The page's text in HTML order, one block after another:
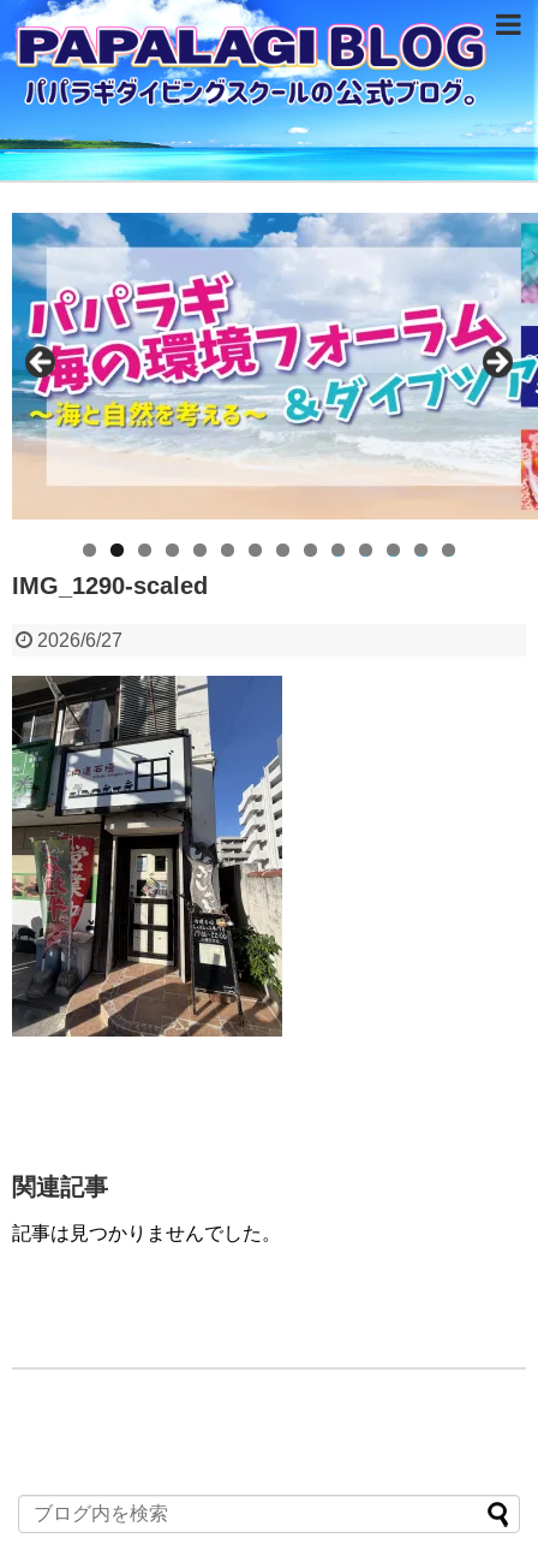
0 1 2 3 4
IMG_1290-scaled
2026/6/27
関連記事
記事は見つかりませんでした。